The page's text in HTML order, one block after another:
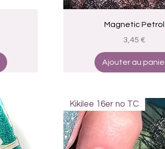
Aperçu rapide
Magnetic Petrol
Prix
3,45 €
Ajouter au
Kikilee 16er no TC